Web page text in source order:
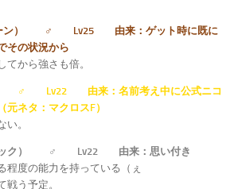
ーン） ♂ Lv25 由来：ゲット時に既に
その状況から
てから強さも倍。
♂ Lv22 由来：名前考え中に公式ニコ
ネタ：マクロスF）
い。
チック） ♂ Lv22 由来：思い付き
程度の能力を持っている（ぇ
戦う予定。